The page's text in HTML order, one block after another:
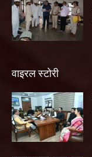
वाइरल स्टोरी